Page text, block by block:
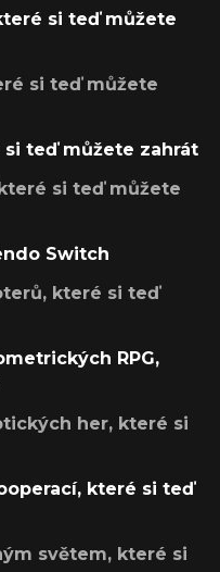
si teď můžete
si teď můžete
si teď můžete zahrát
si teď můžete
Switch
které si teď
RPG,
her, které si
které si teď
světem, které si